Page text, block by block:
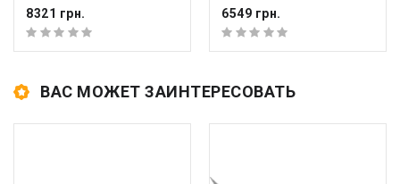
8321 грн. 6549 грн.
ВАС МОЖЕТ ЗАИНТЕРЕСОВАТЬ